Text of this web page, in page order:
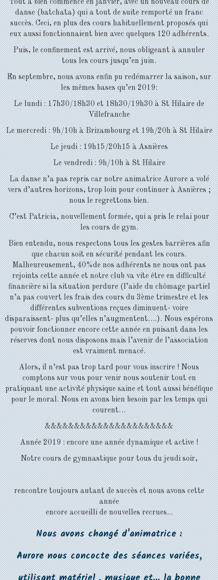
Tout a bien commencé en janvier, avec un nouveau cours de
danse (batchata) qui a tout de suite remporté un franc
succès. Ceci, en plus des cours habituellement proposés qui
eux aussi fonctionnaient bien avec quelques 120 adhérents.
Puis, le confinement est arrivé, nous obligeant à annuler
tous les cours jusqu’en juin.
En septembre, nous avons enfin pu redémarrer la saison, sur
les mêmes bases qu’en 2019:
Le lundi : 17h30/18h30 et 18h30/19h30 à St Hilaire de
Villefranche
Le mercredi : 9h/10h à Brizambourg et 19h/20h à St Hilaire
Le jeudi : 19h15/20h15 à Asnières
Le vendredi : 9h/10h à St Hilaire
La danse n’a pas repris car notre animatrice Aurore a volé
vers d’autres horizons, trop loin pour continuer à Asnières ;
nous le regrettons bien.
C’est Patricia, nouvellement formée, qui a pris le relai pour
les cours de gym.
Bien entendu, nous respectons tous les gestes barrières afin
que chacun soit en sécurité pendant les cours.
Malheureusement, 40%de nos adhérents ne nous ont pas
rejoints cette année et notre club va vite être en difficulté
financière si la situation perdure (l’aide du chômage partiel
n’a pas couvert les frais des cours du 3ème trimestre et les
différentes subventions reçues diminuent- voire
disparaissent- plus qu’elles n’augmentent….). Nous espérons
pouvoir fonctionner encore cette année en puisant dans les
réserves dont nous disposons mais l’avenir de l’association
est vraiment menacé.
Alors, il n’est pas trop tard pour vous inscrire ! Nous
comptons sur vous pour venir nous soutenir tout en
pratiquant une activité physique saine et tout aussi bénéfique
pour le moral. Nous en avons bien besoin par les temps qui
courent…
&&&&&&&&&&&&&&&&&&&&&&
Année 2019 : encore une année dynamique et active !
Notre cours de gymnastique pour tous du jeudi soir,
rencontre toujours autant de succès et nous avons cette
année
encore accueilli de nouvelles recrues...
Nous avons changé d'animatrice :
Aurore nous concocte des séances variées,